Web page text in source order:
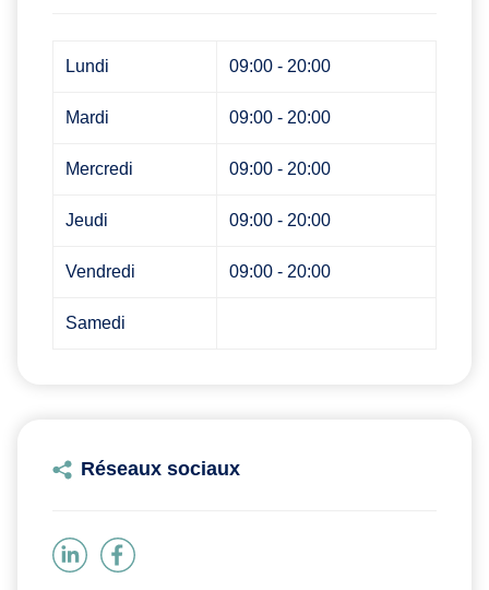
Lundi 09:00 - 20:00
Mardi 09:00 - 20:00
Mercredi 09:00 - 20:00
Jeudi 09:00 - 20:00
Vendredi 09:00 - 20:00
Samedi
Réseaux sociaux